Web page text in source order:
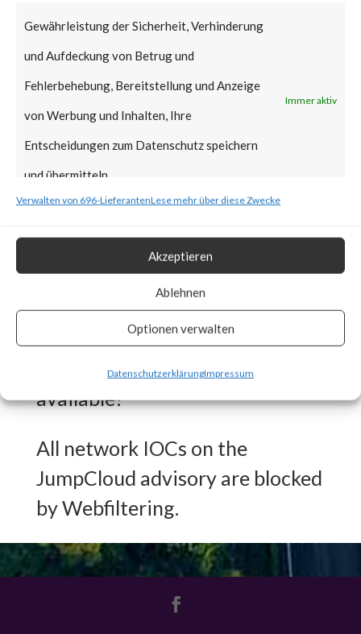
Gewährleistung der Sicherheit, Verhinderung
und Aufdeckung von Betrug und
Fehlerbehebung, Bereitstellung und Anzeige
von Werbung und Inhalten, Ihre
Entscheidungen zum Datenschutz speichern
und übermitteln.
Immer aktiv
Verwalten von 696-LieferantenLese mehr über diese Zwecke
Akzeptieren
Ablehnen
Optionen verwalten
DatenschutzerklärungImpressum
new supply chain attack,
following another notable
supply-chain attack that hit 3CX
in March of this year. While this
attack is believed to be
financially motivated, the
perpetrators may have deployed
(ransomware, wipers, etc.) or
engaged in other malicious
activities.
What FortiGuard Coverage is
available?
All network IOCs on the
JumpCloud advisory are blocked
by Webfiltering.